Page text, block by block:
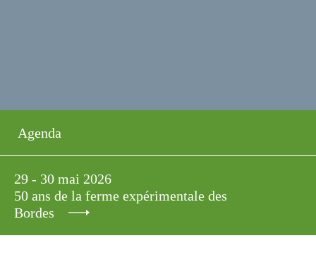
Agenda
29 - 30 mai 2026
50 ans de la ferme expérimentale des
Bordes